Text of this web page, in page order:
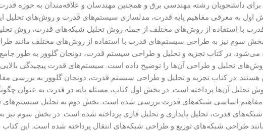
دانشجویان رشته مهندسی برق و همچنین مهندسان و علاقه‌مندان به حوزه
به معرفی مفاهیم پایه قدرت، مدلسازی سیستم‌های قدرت و روش‌های تحلیل
با استفاده از روش‌های مختلف از جمله روش تحلیل شبکه‌های قدرت، روش
سوم نیز به طراحی سیستم‌های قدرت با استفاده از روش‌های مختلف مانند
می‌شود. در کتاب تجزیه و تحلیل و طراحی سیستم قدرت، دونجان گلوور به طور
تحلیل و طراحی آن‌ها را توضیح داده است. سیستم‌های قدرت پیچیدگی
هستند. در کتاب تجزیه و تحلیل و طراحی سیستم قدرت، دونجان گلوور به بررسی
آن‌ها پرداخته است. در بخش اول کتاب، مسئله پایه در قدرت به عنوان
مفاهیم اساسی شبکه‌های قدرت بررسی شده است. بخش دوم به تحلیل سیستم‌های
قدرت، تحلیل پایداری و تحلیل فازی پرداخته شده است. در بخش سوم
طراحی شبکه‌های توزیع و طراحی شبکه‌های انتقال پرداخته شده است. این کتاب